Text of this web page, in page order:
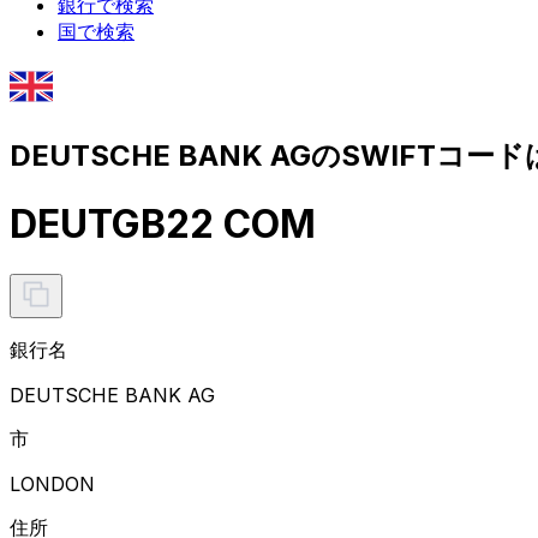
国で検索
DEUTSCHE BANK AGのSWIFTコード
DEUTGB22 COM
銀行名
DEUTSCHE BANK AG
市
LONDON
住所